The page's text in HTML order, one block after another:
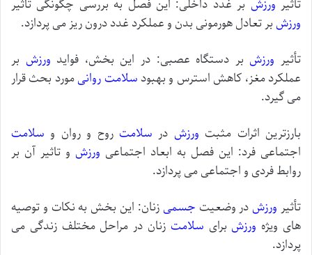
تأثیر ورزش بر غدد داخلی: این فصل به بررسی چگونگی تاثیر
ورزش بر تعادل هورمونی بدن و عملکرد غدد درون ریز می پردازد.
تأثیر ورزش بر دستگاه عصبی: در این بخش، فواید ورزش بر
عملکرد مغز، کاهش استرس و بهبود سلامتروانیمورد بحث قرار
می گیرد.
بارزترین اثرات مثبت ورزش در سلامت روح و روان و سلامت
اجتماعی فرد: این فصل به ابعاد اجتماعی ورزش و تاثیر آن بر
روابط فردی و اجتماعی می پردازد.
تأثیر ورزش در وضعیت جسمی زنان: این بخش به نکات و توصیه
های ویژه ورزش برای سلامت زنان در مراحل مختلف زندگی می
پردازد.